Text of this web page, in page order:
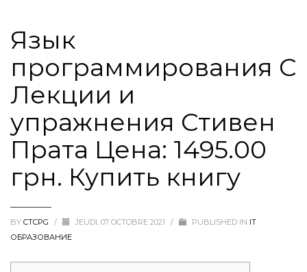
Язык
программирования C
Лекции и
упражнения Стивен
Прата Цена: 1495.00
грн. Купить книгу
BY CTCPG / JEUDI, 07 OCTOBRE 2021 / PUBLISHED IN IT
ОБРАЗОВАНИЕ